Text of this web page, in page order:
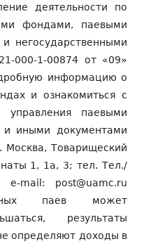
деятельности по
фондами, паевыми
негосударственными
000-1-00874 от «09»
информацию о
и ознакомиться с
управления паевыми
иными документами
Товарищеский
1, 1а, 3; тел. Тел./
mail: post@uamc.ru
паев может
результаты
определяют доходы в